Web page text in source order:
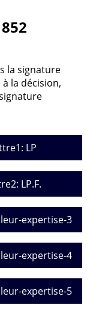
la signature
la décision,
LP
LP.F.
expertise-3
expertise-4
expertise-5